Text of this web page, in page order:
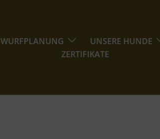
WURFPLANUNG
UNSERE HUNDE
ZERTIFIKATE